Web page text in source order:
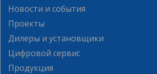
Новости и события
Проекты
Дилеры и установщики
Цифровой сервис
Продукция